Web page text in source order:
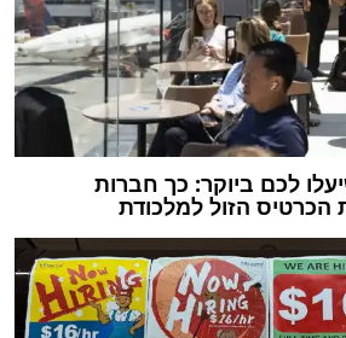
לכם ביוקר: כך חברות
הזול למלכודת